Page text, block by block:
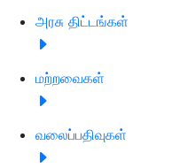
அரசு திட்டங்கள்
மற்றவைகள்
வலைப்பதிவுகள்